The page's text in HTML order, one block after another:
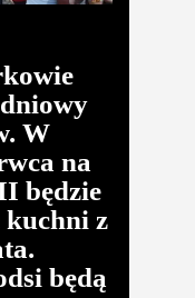
W
na
będzie
kuchni z
będą